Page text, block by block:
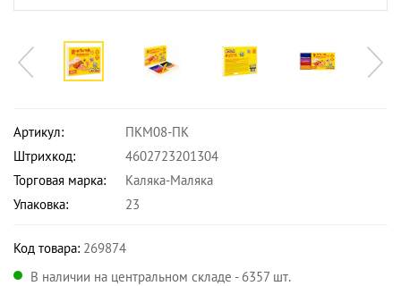
Артикул:
ПКМ08-ПК
Штрихкод:
4602723201304
Торговая марка:
Каляка-Маляка
Упаковка:
23
Код товара: 269874
В наличии на центральном складе - 6357 шт.